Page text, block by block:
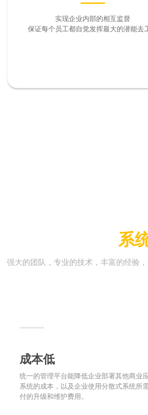
实现企业内部的相互监督
保证每个员工都自觉发挥最大的潜能去
系
强大的团队，专业的技术，丰富的经验
成本低
统一的管理平台能降低企业部署其他商业
系统的成本，以及企业使用分散式系统所
付的升级和维护费用。